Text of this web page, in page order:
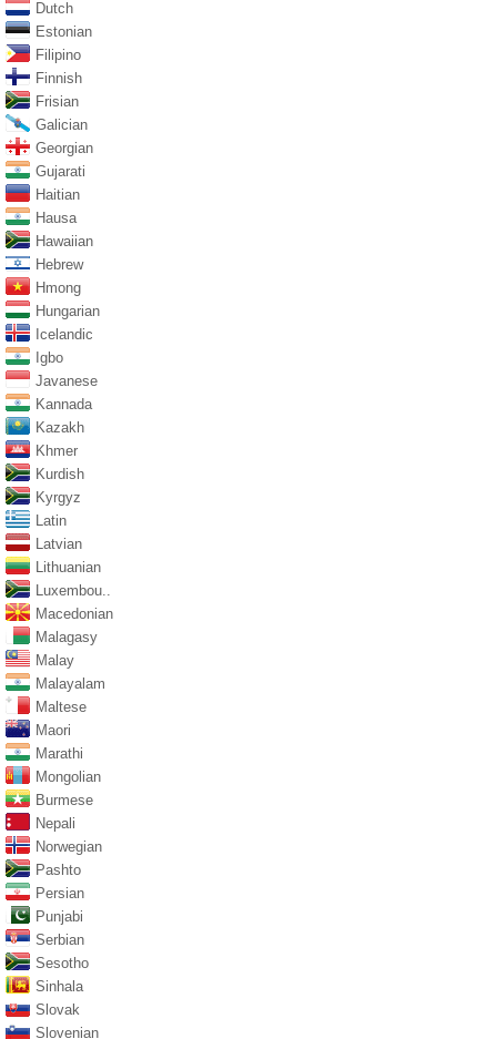
Dutch
Estonian
Filipino
Finnish
Frisian
Galician
Georgian
Gujarati
Haitian
Hausa
Hawaiian
Hebrew
Hmong
Hungarian
Icelandic
Igbo
Javanese
Kannada
Kazakh
Khmer
Kurdish
Kyrgyz
Latin
Latvian
Lithuanian
Luxembou..
Macedonian
Malagasy
Malay
Malayalam
Maltese
Maori
Marathi
Mongolian
Burmese
Nepali
Norwegian
Pashto
Persian
Punjabi
Serbian
Sesotho
Sinhala
Slovak
Slovenian